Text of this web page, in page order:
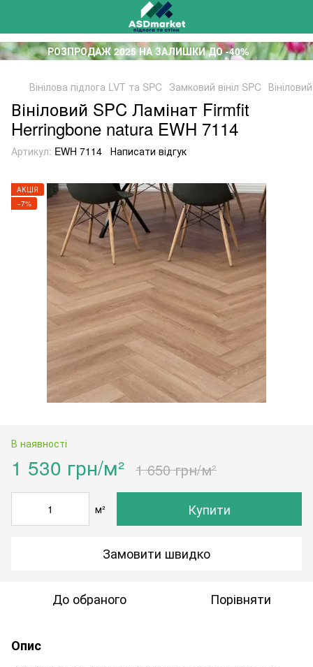
РОЗПРОДАЖ 2025 НА ЗАЛИШКИ ДО -40%
Вінілова підлога LVT та SPC Замковий вініл SPC
Вініловий SPC Ламінат Firmfit
Herringbone natura EWH 7114
Артикул: EWH 7114 Написати відгук
АКЦІЯ
−7%
В наявності
1 530 грн/м² 1 650 грн/м²
м² Купити
Замовити швидко
До обраного Порівняти
Опис